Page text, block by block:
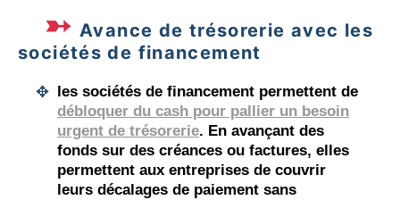
Avance de trésorerie avec les
sociétés de financement
les sociétés de financement permettent de
débloquer du cash pour pallier un besoin
urgent de trésorerie. En avançant des
fonds sur des créances ou factures, elles
permettent aux entreprises de couvrir
leurs décalages de paiement sans